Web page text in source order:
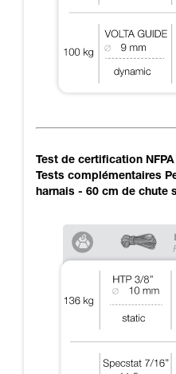
Test de certification
Tests complémentaires
harnais - 60 cm de chute